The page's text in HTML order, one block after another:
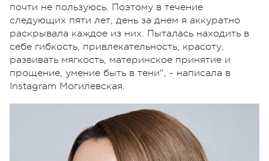
почти не пользуюсь. Поэтому в течение
следующих пяти лет, день за днем я аккуратно
раскрывала каждое из них. Пыталась находить в
себе гибкость, привлекательность, красоту,
развивать мягкость, материнское принятие и
прощение, умение быть в тени", - написала в
Instagram Могилевская.